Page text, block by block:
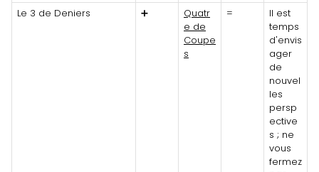
Le 3 de Deniers
➕
Quatr
e de
Coupe
s
=
Il est
temps
d'envis
ager
de
nouvel
les
persp
ective
s ; ne
vous
fermez